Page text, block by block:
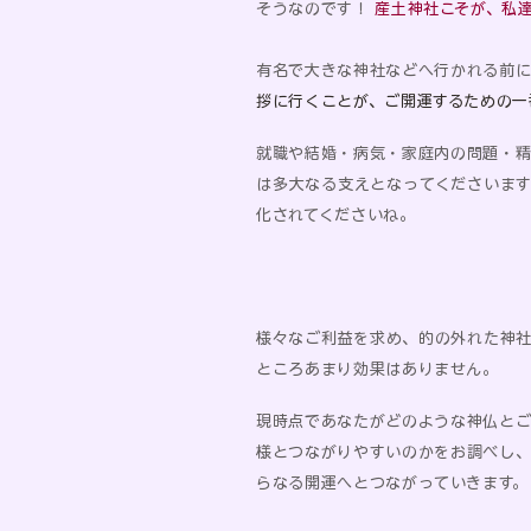
そうなのです！ 産土神社こそが、私
有名で大きな神社などへ行かれる前
拶に行くことが、ご開運するための
就職や結婚・病気・家庭内の問題・
は多大なる支えとなってくださいま
化されてくださいね。
様々なご利益を求め、的の外れた神
ところあまり効果はありません。
現時点であなたがどのような神仏と
様とつながりやすいのかをお調べし
らなる開運へとつながっていきます。​